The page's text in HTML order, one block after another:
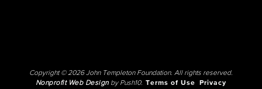
Copyright © 2026 John Templeton Foundation. All rights reserved.
Nonprofit Web Designby Push10. Terms of Use
Privacy